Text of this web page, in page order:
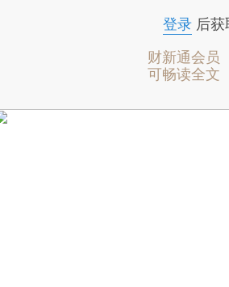
登录后获
财新通会员
可畅读全文